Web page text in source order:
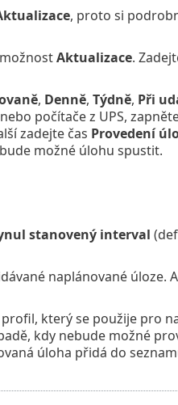
, proto si
Aktualizace.
, Denně, Týdně, Při
počítače z UPS,
zadejte čas Provedení
možné úlohu spustit.
stanovený interval
naplánované úloze.
který se použije pro
kdy nebude možné
úloha přidá do